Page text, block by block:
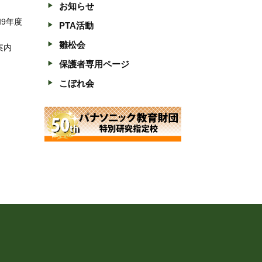
年度
内
お知らせ
PTA活動
雛松会
保護者専用ページ
こぼれ会